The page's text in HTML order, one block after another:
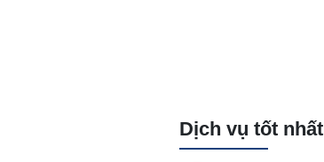
Dịch vụ tốt nhất